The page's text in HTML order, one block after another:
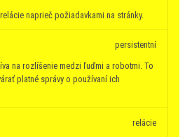
naprieč požiadavkami na stránky.
na rozlíšenie medzi ľuďmi a robotmi. To
platné správy o používaní ich
persistentní
relácie